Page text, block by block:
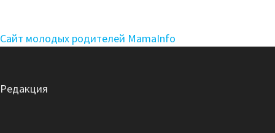
Сайт молодых родителей MamaInfo
Редакция